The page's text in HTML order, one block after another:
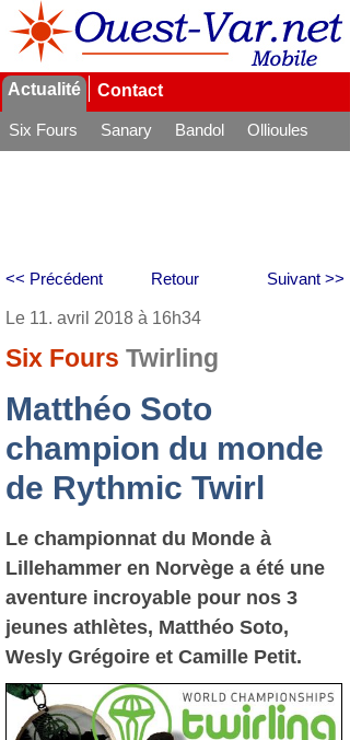
Actualité Contact
Six Fours Sanary Bandol
Ollioules
Retour
<< Précédent Suivant >>
Le 11. avril 2018 à 16h34
Six Fours Twirling
Matthéo Soto
champion du monde
de Rythmic Twirl
Le championnat du Monde à
Lillehammer en Norvège a été une
aventure incroyable pour nos 3
jeunes athlètes, Matthéo Soto,
Wesly Grégoire et Camille Petit.